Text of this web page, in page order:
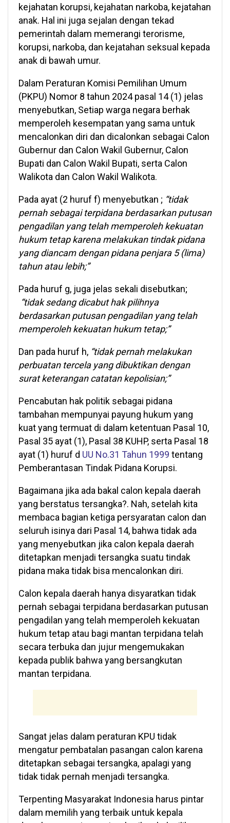
kejahatan korupsi, kejahatan narkoba, kejatahan
anak. Hal ini juga sejalan dengan tekad
pemerintah dalam memerangi terorisme,
korupsi, narkoba, dan kejatahan seksual kepada
anak di bawah umur.
Dalam Peraturan Komisi Pemilihan Umum
(PKPU) Nomor 8 tahun 2024 pasal 14 (1) jelas
menyebutkan, Setiap warga negara berhak
memperoleh kesempatan yang sama untuk
mencalonkan diri dan dicalonkan sebagai Calon
Gubernur dan Calon Wakil Gubernur, Calon
Bupati dan Calon Wakil Bupati, serta Calon
Walikota dan Calon Wakil Walikota.
Pada ayat (2 huruf f) menyebutkan ; “tidak
pernah sebagai terpidana berdasarkan putusan
pengadilan yang telah memperoleh kekuatan
hukum tetap karena melakukan tindak pidana
yang diancam dengan pidana penjara 5 (lima)
tahun atau lebih;”
Pada huruf g, juga jelas sekali disebutkan;
“tidak sedang dicabut hak pilihnya
berdasarkan putusan pengadilan yang telah
memperoleh kekuatan hukum tetap;”
Dan pada huruf h, “tidak pernah melakukan
perbuatan tercela yang dibuktikan dengan
surat keterangan catatan kepolisian;”
Pencabutan hak politik sebagai pidana
tambahan mempunyai payung hukum yang
kuat yang termuat di dalam ketentuan Pasal 10,
Pasal 35 ayat (1), Pasal 38 KUHP, serta Pasal 18
ayat (1) huruf d UU No.31 Tahun 1999 tentang
Pemberantasan Tindak Pidana Korupsi.
Bagaimana jika ada bakal calon kepala daerah
yang berstatus tersangka?. Nah, setelah kita
membaca bagian ketiga persyaratan calon dan
seluruh isinya dari Pasal 14, bahwa tidak ada
yang menyebutkan jika calon kepala daerah
ditetapkan menjadi tersangka suatu tindak
pidana maka tidak bisa mencalonkan diri.
Calon kepala daerah hanya disyaratkan tidak
pernah sebagai terpidana berdasarkan putusan
pengadilan yang telah memperoleh kekuatan
hukum tetap atau bagi mantan terpidana telah
secara terbuka dan jujur mengemukakan
kepada publik bahwa yang bersangkutan
mantan terpidana.
Sangat jelas dalam peraturan KPU tidak
mengatur pembatalan pasangan calon karena
ditetapkan sebagai tersangka, apalagi yang
tidak tidak pernah menjadi tersangka.
Terpenting Masyarakat Indonesia harus pintar
dalam memilih yang terbaik untuk kepala